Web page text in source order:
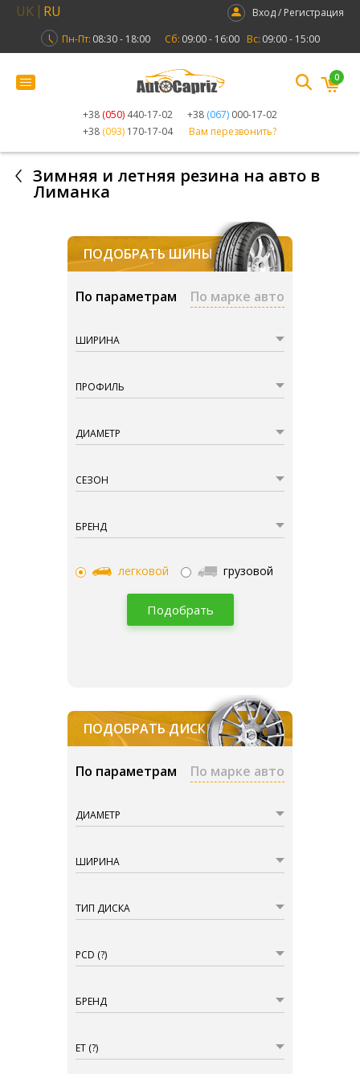
UK RU
Вход / Регистрация
Пн-Пт: 08:30 - 18:00 Сб: 09:00 - 16:00 Вс: 09:00 - 15:00
+38 (050) 440-17-02 +38 (067) 000-17-02
+38 (093) 170-17-04 Вам перезвонить?
0
Зимняя и летняя резина на авто в
Лиманка
ПОДОБРАТЬ ШИНЫ
По параметрам По марке авто
ШИРИНА
ПРОФИЛЬ
ДИАМЕТР
СЕЗОН
БРЕНД
легковой грузовой
Подобрать
ПОДОБРАТЬ ДИСКИ
По параметрам По марке авто
ДИАМЕТР
ШИРИНА
ТИП ДИСКА
PCD (?)
БРЕНД
ET (?)